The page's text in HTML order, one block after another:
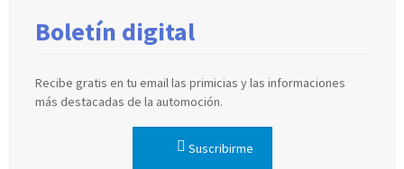
Boletín digital
Recibe gratis en tu email las primicias y las informaciones
más destacadas de la automoción.
Suscribirme